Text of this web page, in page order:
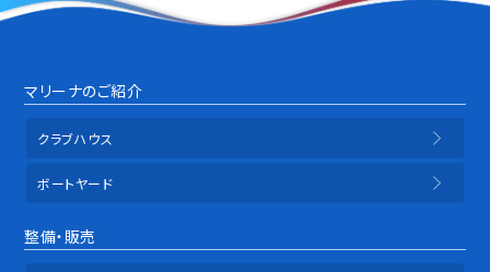
マリーナのご紹介
クラブハウス
ボートヤード
整備・販売